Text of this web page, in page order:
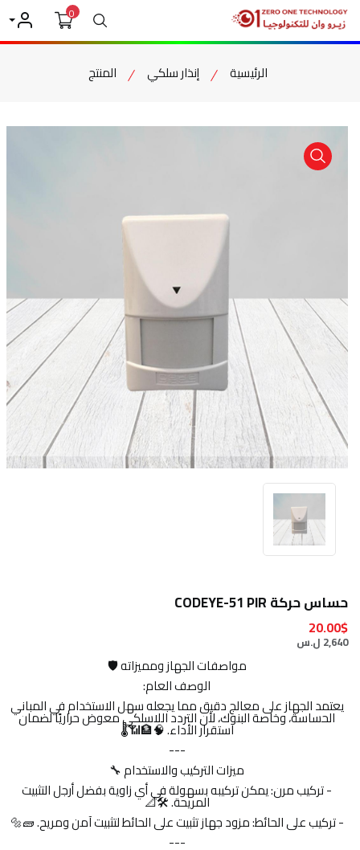
بحث0
حسابي
الرئيسية إنذار سلكي المنتج
item view
حساس حركة CODEYE-51 PIR
20.00$
2,640 ل.س
مواصفات الجهاز ومميزاته 🛡️
الوصف العام:
يعتمد الجهاز على معالج دقيق مما يجعله سهل الاستخدام في المباني
الحساسة، وخاصة البنوك، لأن التردد اللاسلكي معوض حراريًا لضمان
استقرار الأداء. 🧠🏦📶🌡️
---
ميزات التركيب والاستخدام 🔧
- تركيب مرن: يمكن تركيبه بسهولة في أي زاوية بفضل أرجل التثبيت
المريحة. 🛠️📐
- تركيب على الحائط: مزود جهاز تثبيت على الحائط لتثبيت آمن ومريح. 🧱🔩
---